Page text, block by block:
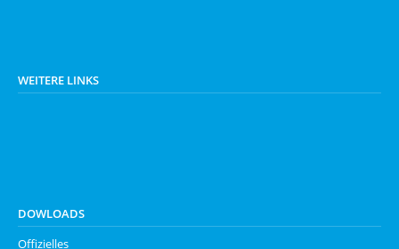
WEITERE LINKS
DOWLOADS
Offizielles